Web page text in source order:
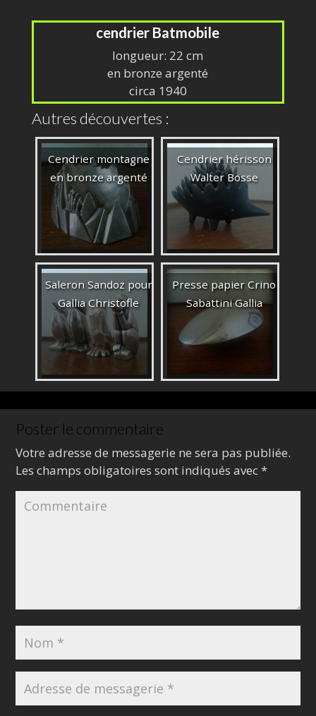
cendrier Batmobile
longueur: 22 cm
en bronze argenté
circa 1940
Autres découvertes :
Cendrier montagne
en bronze argenté
Cendrier hérisson
Walter Bosse
Saleron Sandoz pour
Gallia Christofle
Presse papier Crino
Sabattini Gallia
Poster le commentaire
Votre adresse de messagerie ne sera pas publiée.
Les champs obligatoires sont indiqués avec*